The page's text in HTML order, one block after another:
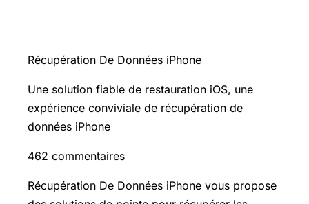
Récupération De Données iPhone
Une solution fiable de restauration iOS, une
expérience conviviale de récupération de
données iPhone
462 commentaires
Récupération De Données iPhone vous propose